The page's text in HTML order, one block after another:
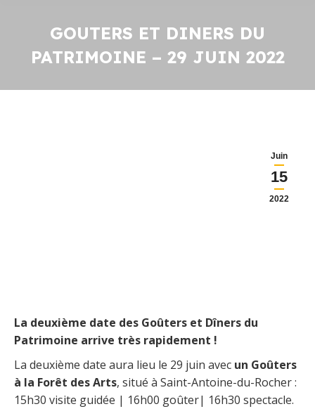
GOUTERS ET DINERS DU
PATRIMOINE – 29 JUIN 2022
Juin
15
2022
La deuxième date des Goûters et Dîners du
Patrimoine arrive très rapidement !
La deuxième date aura lieu le 29 juin avec un Goûters
à la Forêt des Arts, situé à Saint-Antoine-du-Rocher :
15h30 visite guidée | 16h00 goûter| 16h30 spectacle.